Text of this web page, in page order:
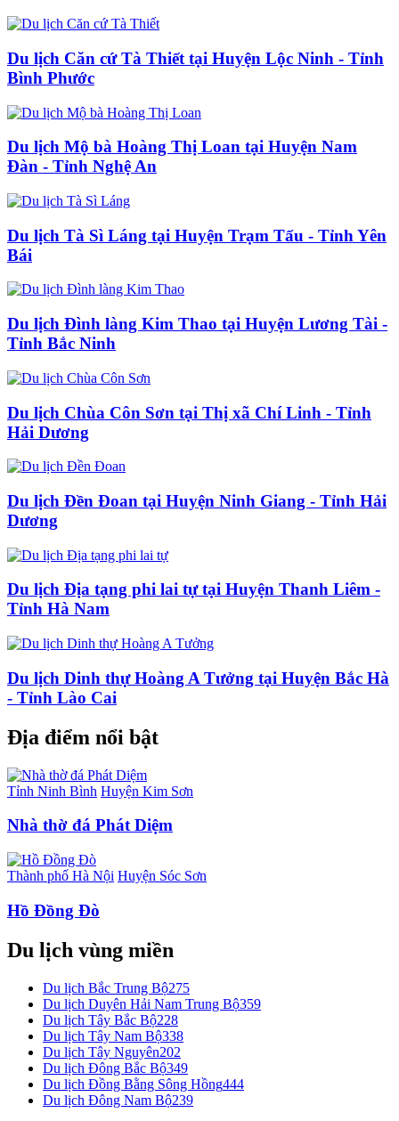
Du lịch Căn cứ Tà Thiết tại Huyện Lộc Ninh - Tỉnh
Bình Phước
Du lịch Mộ bà Hoàng Thị Loan tại Huyện Nam
Đàn - Tỉnh Nghệ An
Du lịch Tà Sì Láng tại Huyện Trạm Tấu - Tỉnh Yên
Bái
Du lịch Đình làng Kim Thao tại Huyện Lương Tài -
Tỉnh Bắc Ninh
Du lịch Chùa Côn Sơn tại Thị xã Chí Linh - Tỉnh
Hải Dương
Du lịch Đền Đoan tại Huyện Ninh Giang - Tỉnh Hải
Dương
Du lịch Địa tạng phi lai tự tại Huyện Thanh Liêm -
Tỉnh Hà Nam
Du lịch Dinh thự Hoàng A Tưởng tại Huyện Bắc Hà
- Tỉnh Lào Cai
Địa điểm nổi bật
Tỉnh Ninh Bình Huyện Kim Sơn
Nhà thờ đá Phát Diệm
Thành phố Hà Nội Huyện Sóc Sơn
Hồ Đồng Đò
Du lịch vùng miền
Du lịch Bắc Trung Bộ275
Du lịch Duyên Hải Nam Trung Bộ359
Du lịch Tây Bắc Bộ228
Du lịch Tây Nam Bộ338
Du lịch Tây Nguyên202
Du lịch Đông Bắc Bộ349
Du lịch Đồng Bằng Sông Hồng444
Du lịch Đông Nam Bộ239